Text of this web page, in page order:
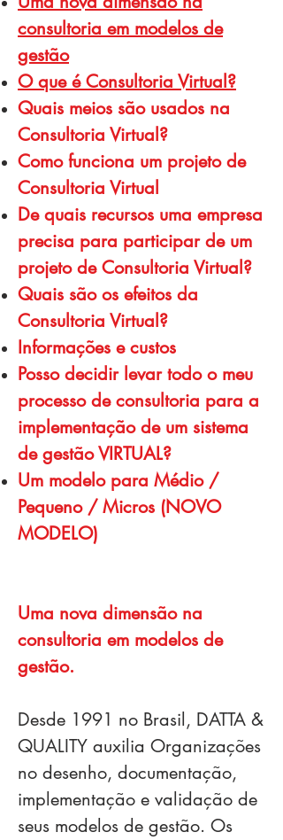
consultoria em modelos de
gestão
O que é Consultoria Virtual?
Quais meios são usados na
Consultoria Virtual?
Como funciona um projeto de
Consultoria Virtual
De quais recursos uma empresa
precisa para participar de um
projeto de Consultoria Virtual?
Quais são os efeitos da
Consultoria Virtual?
Informações e custos
Posso decidir levar todo o meu
processo de consultoria para a
implementação de um sistema
de gestão VIRTUAL?
Um modelo para Médio /
Pequeno / Micros (NOVO
MODELO)
Uma nova dimensão na
consultoria em modelos de
gestão.
Desde 1991 no Brasil, DATTA &
QUALITY auxilia Organizações
no desenho, documentação,
implementação e validação de
seus modelos de gestão. Os